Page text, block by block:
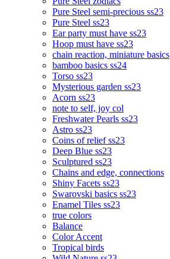
Pure Steel semi-precious ss23
Pure Steel ss23
Ear party must have ss23
Hoop must have ss23
chain reaction, miniature basics
bamboo basics ss24
Torso ss23
Mysterious garden ss23
Acorn ss23
note to self, joy col
Freshwater Pearls ss23
Astro ss23
Coins of relief ss23
Deep Blue ss23
Sculptured ss23
Chains and edge, connections
Shiny Facets ss23
Swarovski basics ss23
Enamel Tiles ss23
true colors
Balance
Color Accent
Tropical birds